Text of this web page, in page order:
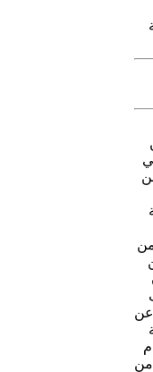
عن
وهم وتصحيف من